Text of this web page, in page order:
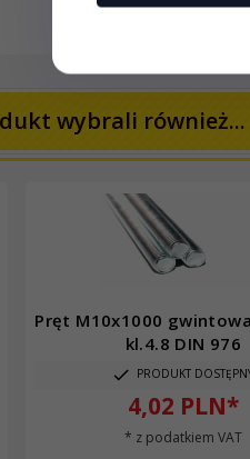
wybrali również...
Pręt M10x1000
kl.4.8 DIN 976
PRODUKT
4,02 PLN*
* z podatkiem VAT